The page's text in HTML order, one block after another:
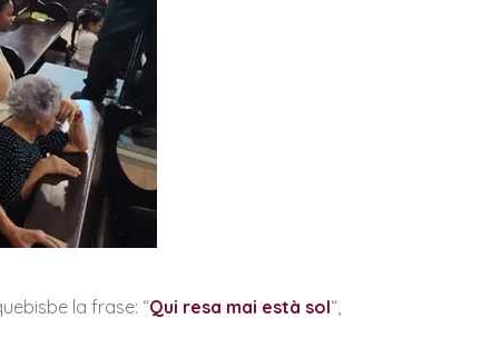
la frase: “Qui resa mai està sol“,